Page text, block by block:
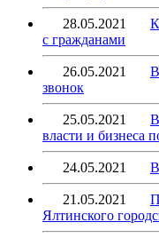
28.05.2021
с гражданами
26.05.2021
звонок
25.05.2021
власти и бизнеса
24.05.2021
21.05.2021
Ялтинского